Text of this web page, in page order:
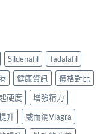
Sildenafil
Tadalafil
健康資訊
價格對比
硬度
增強精力
升
威而鋼Viagra